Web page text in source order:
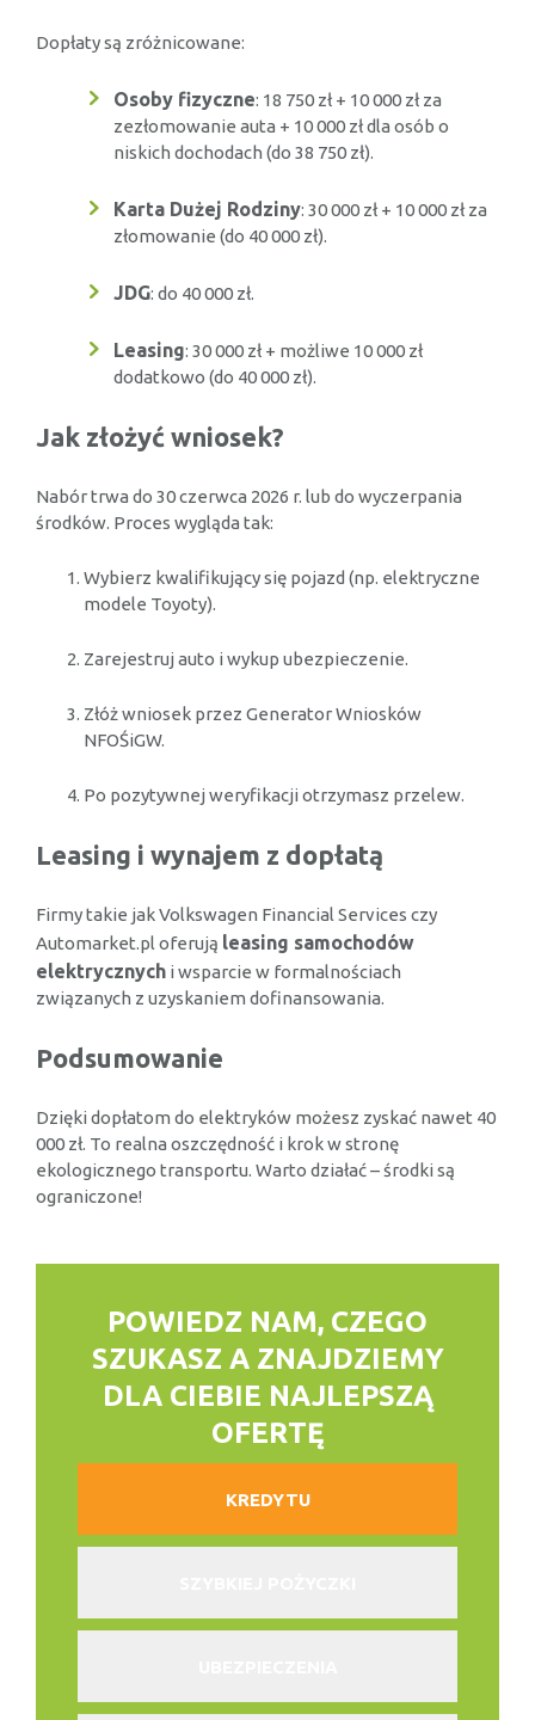
Dopłaty są zróżnicowane:
Osoby fizyczne: 18 750 zł + 10 000 zł za
zezłomowanie auta + 10 000 zł dla osób o
niskich dochodach (do 38 750 zł).
Karta Dużej Rodziny: 30 000 zł + 10 000 zł za
złomowanie (do 40 000 zł).
JDG: do 40 000 zł.
Leasing: 30 000 zł + możliwe 10 000 zł
dodatkowo (do 40 000 zł).
Jak złożyć wniosek?
Nabór trwa do 30 czerwca 2026 r. lub do wyczerpania
środków. Proces wygląda tak:
Wybierz kwalifikujący się pojazd (np. elektryczne
modele Toyoty).
Zarejestruj auto i wykup ubezpieczenie.
Złóż wniosek przez Generator Wniosków
NFOŚiGW.
Po pozytywnej weryfikacji otrzymasz przelew.
Leasing i wynajem z dopłatą
Firmy takie jak Volkswagen Financial Services czy
Automarket.pl oferują leasing samochodów
elektrycznych i wsparcie w formalnościach
związanych z uzyskaniem dofinansowania.
Podsumowanie
Dzięki dopłatom do elektryków możesz zyskać nawet 40
000 zł. To realna oszczędność i krok w stronę
ekologicznego transportu. Warto działać – środki są
ograniczone!
POWIEDZ NAM, CZEGO
SZUKASZ A ZNAJDZIEMY
DLA CIEBIE NAJLEPSZĄ
OFERTĘ
KREDYTU